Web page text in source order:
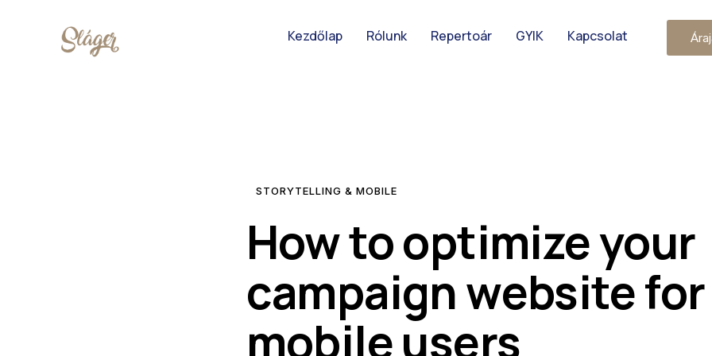
Kezdőlap Rólunk Repertoár GYIK Kapcsolat
STORYTELLING & MOBILE
How to optimize your
campaign website for
mobile users